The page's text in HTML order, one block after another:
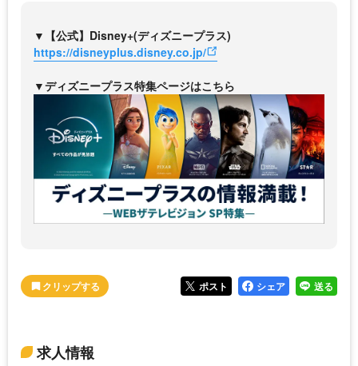
▼【公式】Disney+(ディズニープラス)
https://disneyplus.disney.co.jp/
▼ディズニープラス特集ページはこちら
ポスト シェア 送る
求人情報